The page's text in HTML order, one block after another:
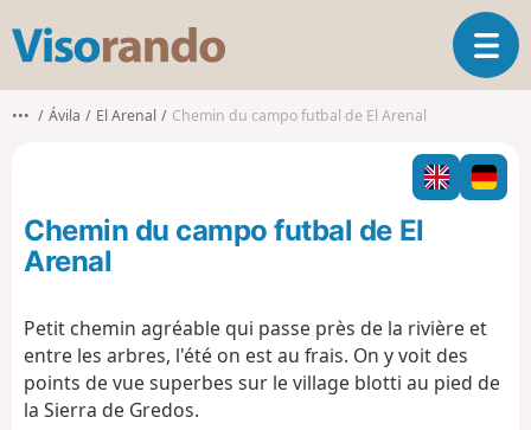
s
o
o
O
u
i
r
l
i
a
••• Ávila El Arenal Chemin du campo futbal de El Arenal
Chemin du campo futbal de El
Arenal
Petit chemin agréable qui passe près de la rivière et
entre les arbres, l'été on est au frais. On y voit des
points de vue superbes sur le village blotti au pied de
la Sierra de Gredos.